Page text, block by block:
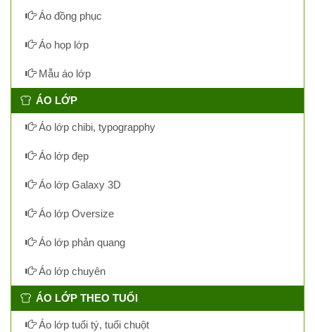
Áo đồng phục
Áo họp lớp
Mẫu áo lớp
ÁO LỚP
Áo lớp chibi, typograpphy
Áo lớp đẹp
Áo lớp Galaxy 3D
Áo lớp Oversize
Áo lớp phản quang
Áo lớp chuyên
ÁO LỚP THEO TUỔI
Áo lớp tuổi tý, tuổi chuột